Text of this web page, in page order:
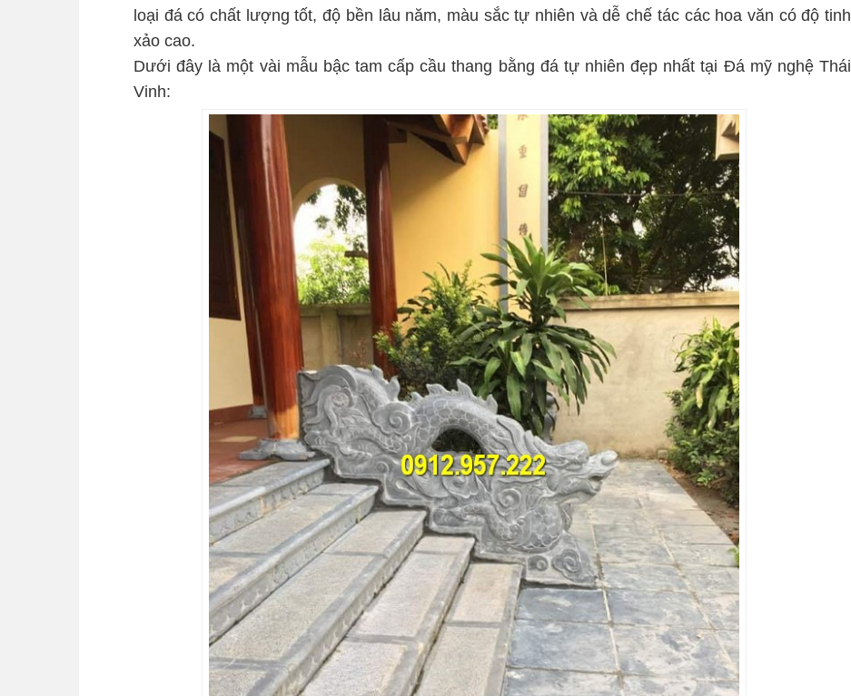
loại đá có chất lượng tốt, độ bền lâu năm, màu sắc tự nhiên và dễ chế tác các hoa văn có độ tinh
xảo cao.
Dưới đây là một vài mẫu bậc tam cấp cầu thang bằng đá tự nhiên đẹp nhất tại Đá mỹ nghệ Thái
Vinh: